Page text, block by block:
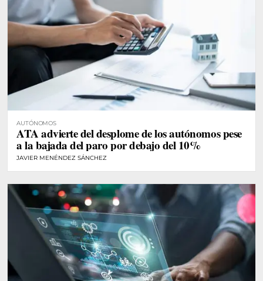
AUTÓNOMOS
ATA advierte del desplome de los autónomos pese
a la bajada del paro por debajo del 10%
JAVIER MENÉNDEZ SÁNCHEZ